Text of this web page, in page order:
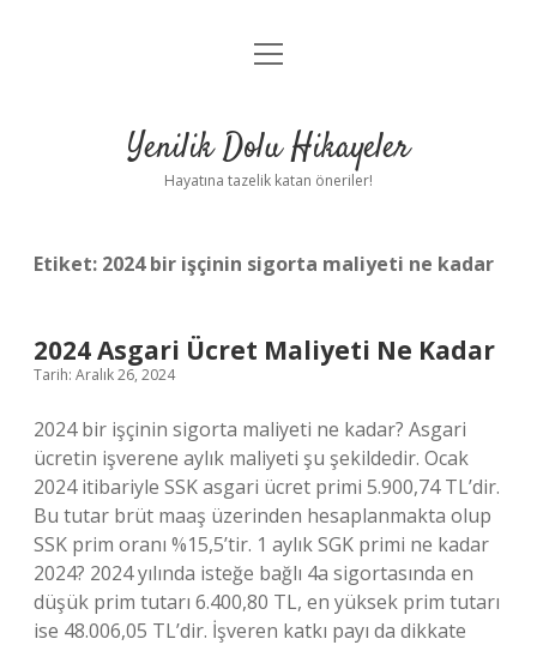
Anasayfa
Yasal Uyarı
menüyü
Yenilik Dolu Hikayeler
Hayatına tazelik katan öneriler!
Etiket: 2024 bir işçinin sigorta maliyeti ne kadar
2024 Asgari Ücret Maliyeti Ne Kadar
Tarih: Aralık 26, 2024
2024 bir işçinin sigorta maliyeti ne kadar? Asgari
ücretin işverene aylık maliyeti şu şekildedir. Ocak
2024 itibariyle SSK asgari ücret primi 5.900,74 TL’dir.
Bu tutar brüt maaş üzerinden hesaplanmakta olup
SSK prim oranı %15,5’tir. 1 aylık SGK primi ne kadar
2024? 2024 yılında isteğe bağlı 4a sigortasında en
düşük prim tutarı 6.400,80 TL, en yüksek prim tutarı
ise 48.006,05 TL’dir. İşveren katkı payı da dikkate